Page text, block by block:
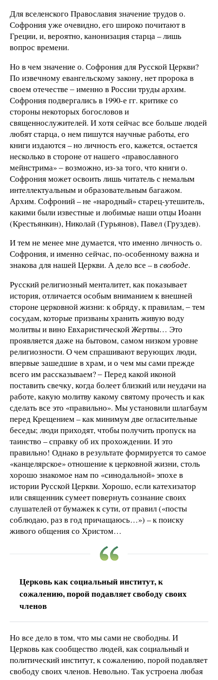
Для вселенского Православия значение трудов о.
Софрония уже очевидно, его широко почитают в
Греции, и, вероятно, канонизация старца – лишь
вопрос времени.
Но в чем значение о. Софрония для Русской Церкви?
По извечному евангельскому закону, нет пророка в
своем отечестве ‒ именно в России труды архим.
Софрония подвергались в 1990-е гг. критике со
стороны некоторых богословов и
священнослужителей. И хотя сейчас все больше людей
любят старца, о нем пишутся научные работы, его
книги издаются – но личность его, кажется, остается
несколько в стороне от нашего «православного
мейнстрима» ‒ возможно, из-за того, что книги о.
Софрония может освоить лишь читатель с немалым
интеллектуальным и образовательным багажом.
Архим. Софроний – не «народный» старец-утешитель,
какими были известные и любимые наши отцы Иоанн
(Крестьянкин), Николай (Гурьянов), Павел (Груздев).
И тем не менее мне думается, что именно личность о.
Софрония, и именно сейчас, по-особенному важна и
знакова для нашей Церкви. А дело все – всвободе.
Русский религиозный менталитет, как показывает
история, отличается особым вниманием к внешней
стороне церковной жизни: к обряду, к правилам, ‒ тем
сосудам, которые призваны хранить живую воду
молитвы и вино Евхаристической Жертвы… Это
проявляется даже на бытовом, самом низком уровне
религиозности. О чем спрашивают верующих люди,
впервые зашедшие в храм, и о чем мы сами прежде
всего им рассказываем? ‒ Перед какой иконой
поставить свечку, когда болеет близкий или неудачи на
работе, какую молитву какому святому прочесть и как
сделать все это «правильно». Мы установили шлагбаум
перед Крещением – как минимум две огласительные
беседы; люди приходят, чтобы получить пропуск на
таинство – справку об их прохождении. И это
правильно! Однако в результате формируется то самое
«канцелярское» отношение к церковной жизни, столь
хорошо знакомое нам по «синодальной» эпохе в
истории Русской Церкви. Хорошо, если катехизатор
или священник сумеет повернуть сознание своих
слушателей от бумажек к сути, от правил («посты
соблюдаю, раз в год причащаюсь…») – к поиску
живого общения со Христом…
Церковь как социальный институт, к
сожалению, порой подавляет свободу своих
членов
Но все дело в том, что мы сами не свободны. И
Церковь как сообщество людей, как социальный и
политический институт, к сожалению, порой подавляет
свободу своих членов. Невольно. Так устроена любая